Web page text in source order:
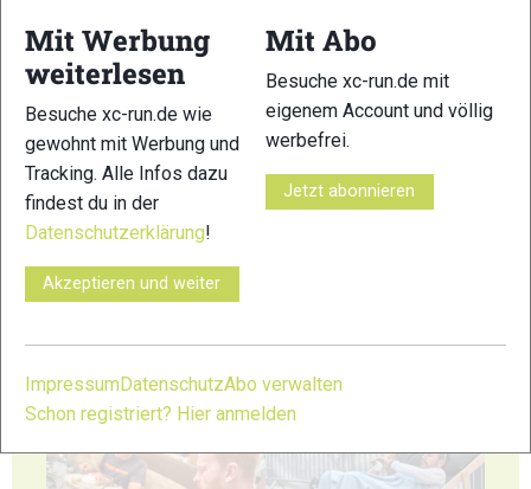
51 52
53
55
Mit Werbung
weiterlesen
Besuche xc-run.de wie
gewohnt mit Werbung und
Tracking. Alle Infos dazu
findest du in der
Datenschutzerklärung!
Akzeptieren und weiter
Mit Abo
Besuche xc-run.de mit
eigenem Account und völlig
werbefrei.
Jetzt abonnieren
Impressum DatenschutzAbo verwalten
Schon registriert? Hier anmelden